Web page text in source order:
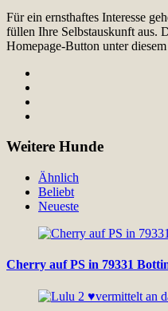
Für ein ernsthaftes Interesse
füllen Ihre Selbstauskunft aus.
Homepage-Button unter
Weitere Hunde
Ähnlich
Beliebt
Neueste
Cherry auf PS in 79331